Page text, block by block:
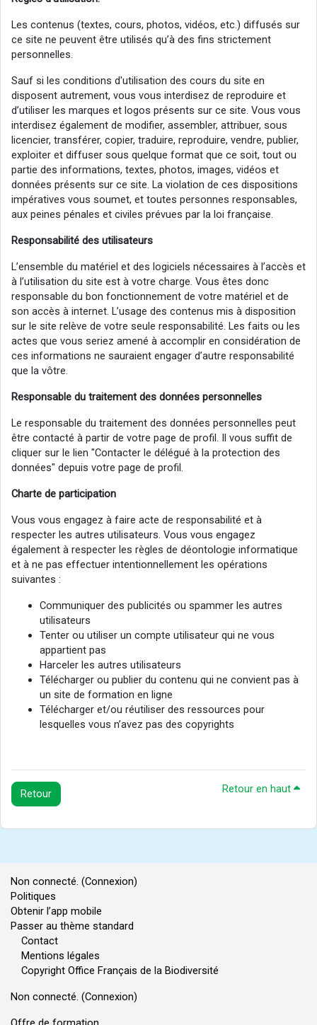
Les contenus (textes, cours, photos, vidéos, etc.) diffusés sur
ce site ne peuvent être utilisés qu’à des fins strictement
personnelles.
Sauf si les conditions d'utilisation des cours du site en
disposent autrement, vous vous interdisez de reproduire et
d’utiliser les marques et logos présents sur ce site. Vous vous
interdisez également de modifier, assembler, attribuer, sous
licencier, transférer, copier, traduire, reproduire, vendre, publier,
exploiter et diffuser sous quelque format que ce soit, tout ou
partie des informations, textes, photos, images, vidéos et
données présents sur ce site. La violation de ces dispositions
impératives vous soumet, et toutes personnes responsables,
aux peines pénales et civiles prévues par la loi française.
Responsabilité des utilisateurs
L’ensemble du matériel et des logiciels nécessaires à l’accès et
à l’utilisation du site est à votre charge. Vous êtes donc
responsable du bon fonctionnement de votre matériel et de
son accès à internet. L’usage des contenus mis à disposition
sur le site relève de votre seule responsabilité. Les faits ou les
actes que vous seriez amené à accomplir en considération de
ces informations ne sauraient engager d’autre responsabilité
que la vôtre.
Responsable du traitement des données personnelles
Le responsable du traitement des données personnelles peut
être contacté à partir de votre page de profil. Il vous suffit de
cliquer sur le lien "Contacter le délégué à la protection des
données" depuis votre page de profil.
Charte de participation
Vous vous engagez à faire acte de responsabilité et à
respecter les autres utilisateurs. Vous vous engagez
également à respecter les règles de déontologie informatique
et à ne pas effectuer intentionnellement les opérations
suivantes :
Communiquer des publicités ou spammer les autres
utilisateurs
Tenter ou utiliser un compte utilisateur qui ne vous
appartient pas
Harceler les autres utilisateurs
Télécharger ou publier du contenu qui ne convient pas à
un site de formation en ligne
Télécharger et/ou réutiliser des ressources pour
lesquelles vous n’avez pas des copyrights
Retour Retour en haut
Non connecté. (Connexion)
Politiques
Obtenir l’app mobile
Passer au thème standard
Contact
Mentions légales
Copyright Office Français de la Biodiversité
Non connecté. (Connexion)